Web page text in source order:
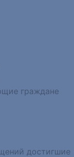
граждане
достигшие